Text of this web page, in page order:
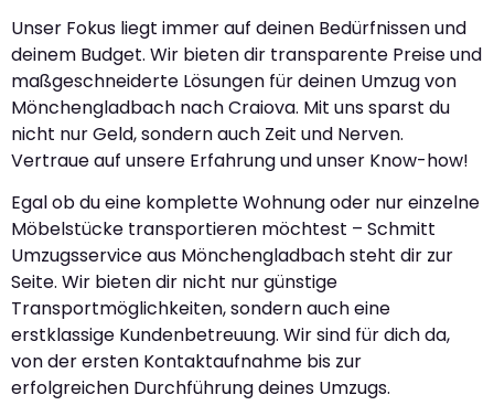
Unser Fokus liegt immer auf deinen Bedürfnissen und
deinem Budget. Wir bieten dir transparente Preise und
maßgeschneiderte Lösungen für deinen Umzug von
Mönchengladbach nach Craiova. Mit uns sparst du
nicht nur Geld, sondern auch Zeit und Nerven.
Vertraue auf unsere Erfahrung und unser Know-how!
Egal ob du eine komplette Wohnung oder nur einzelne
Möbelstücke transportieren möchtest – Schmitt
Umzugsservice aus Mönchengladbach steht dir zur
Seite. Wir bieten dir nicht nur günstige
Transportmöglichkeiten, sondern auch eine
erstklassige Kundenbetreuung. Wir sind für dich da,
von der ersten Kontaktaufnahme bis zur
erfolgreichen Durchführung deines Umzugs.